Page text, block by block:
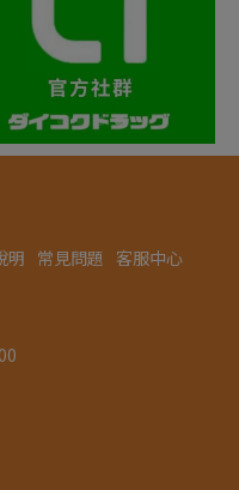
明 常見問題 客服中心